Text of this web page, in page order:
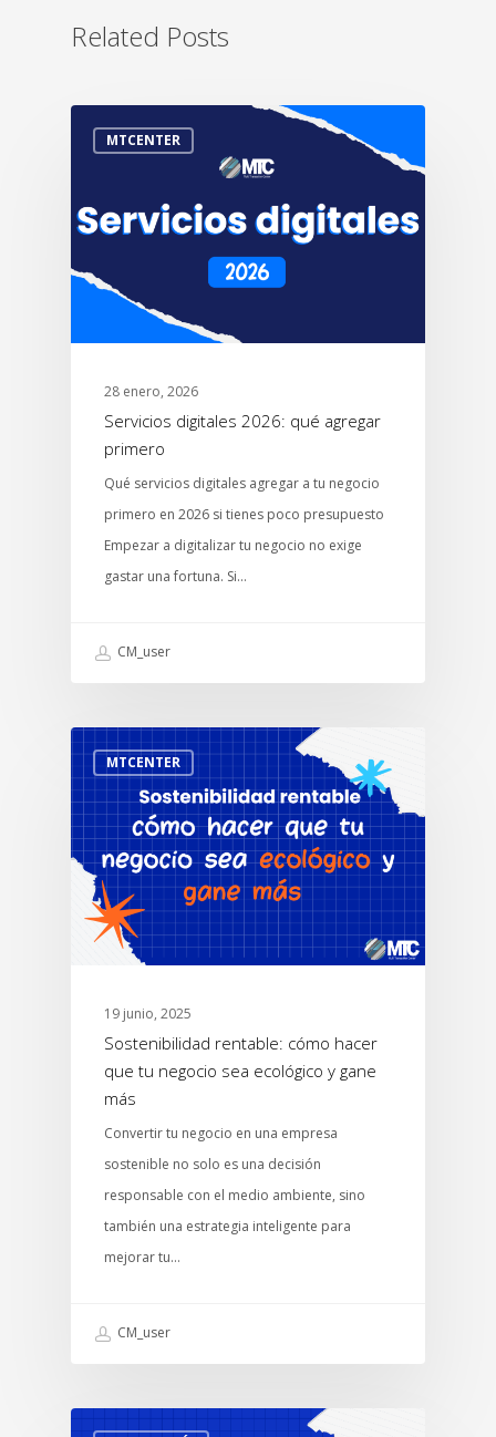
Related Posts
MTCENTER
28 enero, 2026
Servicios digitales 2026: qué agregar
primero
Qué servicios digitales agregar a tu negocio
primero en 2026 si tienes poco presupuesto
Empezar a digitalizar tu negocio no exige
gastar una fortuna. Si…
CM_user
MTCENTER
19 junio, 2025
Sostenibilidad rentable: cómo hacer
que tu negocio sea ecológico y gane
más
Convertir tu negocio en una empresa
sostenible no solo es una decisión
responsable con el medio ambiente, sino
también una estrategia inteligente para
mejorar tu…
CM_user